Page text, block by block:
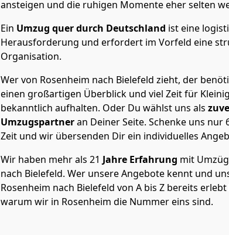
ansteigen und die ruhigen Momente eher selten
Ein Umzug quer durch Deutschland ist eine
Herausforderung und erfordert im Vorfeld eine
Organisation.
Wer von Rosenheim nach Bielefeld zieht, der
einen großartigen Überblick und viel Zeit für
bekanntlich aufhalten. Oder Du wählst uns als
Umzugspartneran Deiner Seite. Schenke uns nur
Zeit und wir übersenden Dir ein individuelles
Wir haben mehr als 21 Jahre Erfahrung mit
nach Bielefeld. Wer unsere Angebote kennt und
Rosenheim nach Bielefeld von A bis Z bereits
warum wir in Rosenheim die Nummer eins sind.